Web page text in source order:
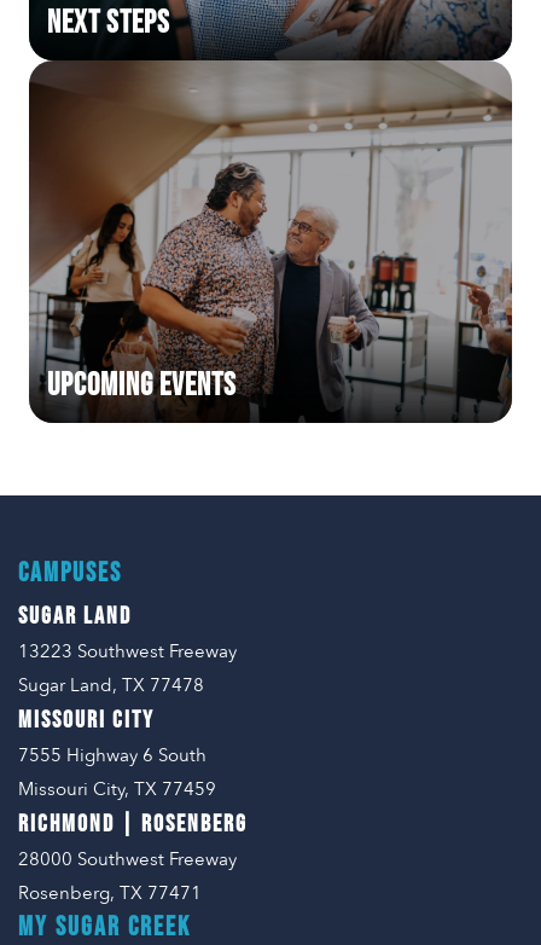
Next Steps
Upcoming Events
CAMPUSES
SUGAR LAND
13223 Southwest Freeway
Sugar Land, TX 77478
MISSOURI CITY
7555 Highway 6 South
Missouri City, TX 77459
RICHMOND | ROSENBERG
28000 Southwest Freeway
Rosenberg, TX 77471
MY SUGAR CREEK